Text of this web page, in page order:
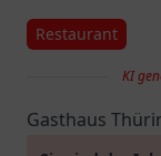
Restaurant
KI
Gasthaus